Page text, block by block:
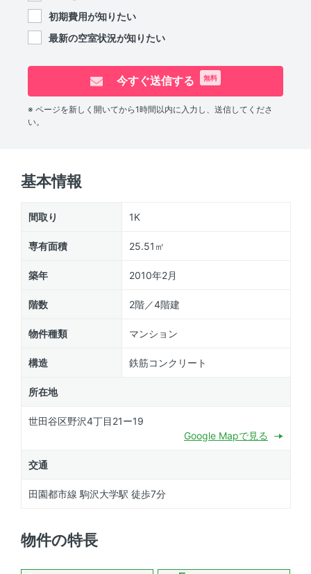
初期費用が知りたい
最新の空室状況が知りたい
今すぐ送信する 無料
※ ページを新しく開いてから1時間以内に入力し、送信してくださ
い。
基本情報
間取り 1K
専有面積 25.51㎡
築年 2010年2月
階数 2階／4階建
物件種類 マンション
構造 鉄筋コンクリート
所在地
世田谷区野沢4丁目21ー19
Google Mapで見る
交通
田園都市線 駒沢大学駅 徒歩7分
物件の特長